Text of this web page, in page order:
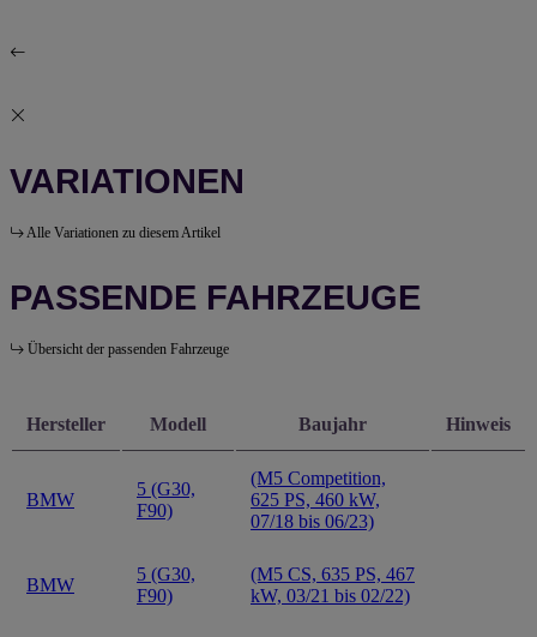
VARIATIONEN
Alle Variationen zu diesem Artikel
PASSENDE FAHRZEUGE
Übersicht der passenden Fahrzeuge
Hersteller Modell Baujahr Hinweis
BMW
5 (G30,
F90)
(M5 Competition,
625 PS, 460 kW,
07/18 bis 06/23)
BMW
5 (G30,
F90)
(M5 CS, 635 PS, 467
kW, 03/21 bis 02/22)